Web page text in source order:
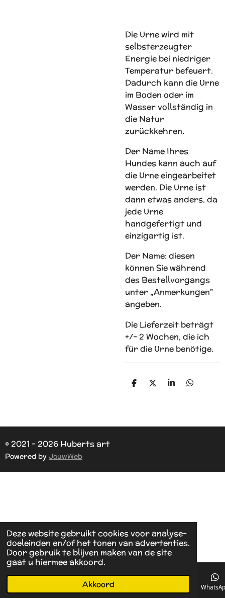
Deze website gebruikt cookies voor analyse-
doeleinden en/of het tonen van advertenties.
Door gebruik te blijven maken van de site
gaat u hiermee akkoord.
Akkoord
Die Urne wird mit
selbsterzeugter
Energie bei niedriger
Temperatur befeuert.
Dadurch kann die Urne
im Boden oder im
Wasser vollständig in
die Natur
zurückkehren.
Der Name Ihres
Hundes kann auch auf
die Urne eingearbeitet
werden. Die Urne ist
dann etwas anders, da
jede Urne
handgefertigt und
einzigartig ist.
Der Name: diesen
können Sie während
des Bestellvorgangs
unter „Anmerkungen"
angeben.
Die Lieferzeit beträgt
+/- 2 Wochen, die ich
für die Urne benötige.
D
D
S
D
© 2021 - 2026 Huberts art
Powered by JouwWeb
Telefoonnummer